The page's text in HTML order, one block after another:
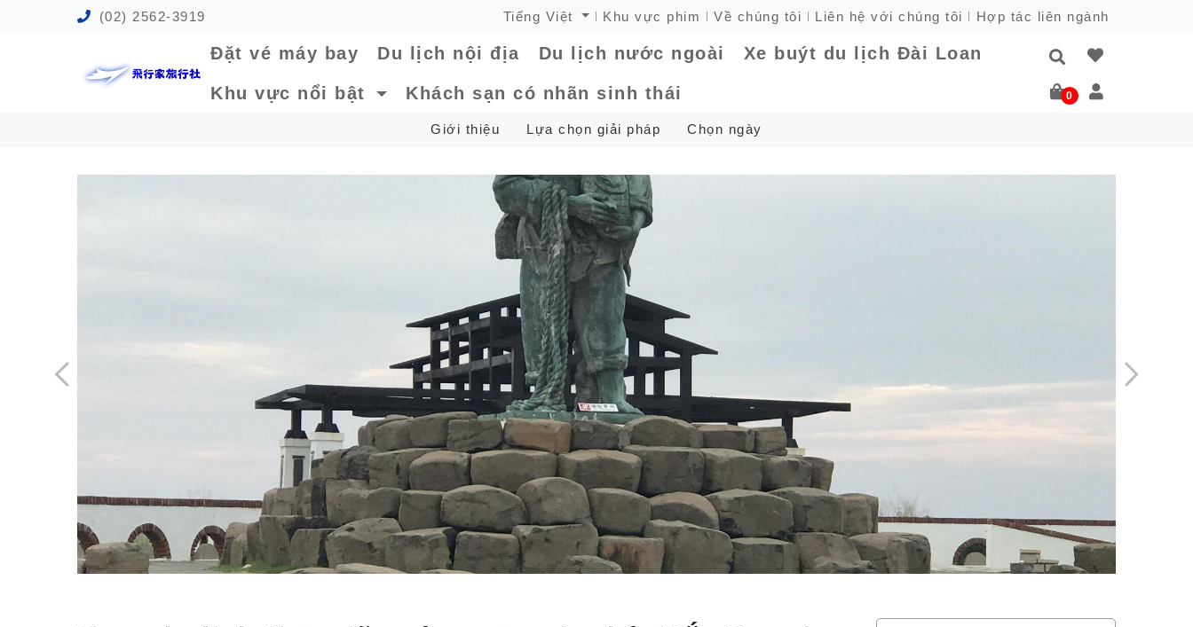
(02) 2562-3919 Tiếng Việt Khu vực phim Về chúng tôi Liên hệ với chúng tôi Hợp tác liên ngành
Đặt vé máy bay Du lịch nội địa Du lịch nước ngoài Xe buýt du lịch Đài Loan
Khu vực nổi bật Khách sạn có nhãn sinh thái 0
Giới thiệu Lựa chọn giải pháp Chọn ngày